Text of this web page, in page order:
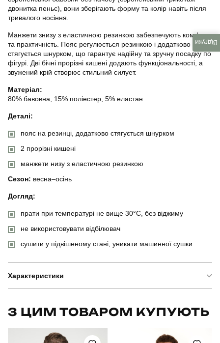
двонитка пеньє), вони зберігають форму та колір навіть після
тривалого носіння.
Манжети знизу з еластичною резинкою забезпечують комфорт
та практичність. Пояс регулюється резинкою і додатково
стягується шнурком, що гарантує надійну та зручну посадку по
фігурі. Дві бічні прорізні кишені додають функціональності, а
звужений крій створює стильний силует.
Матеріал:
80% бавовна, 15% поліестер, 5% еластан
Деталі:
пояс на резинці, додатково стягується шнурком
2 прорізні кишені
манжети низу з еластичною резинкою
Сезон: весна–осінь
Догляд:
прати при температурі не вище 30°C, без віджиму
не використовувати відбілювач
сушити у підвішеному стані, уникати машинної сушки
Характеристики
З ЦИМ ТОВАРОМ КУПУЮТЬ
Відгуки